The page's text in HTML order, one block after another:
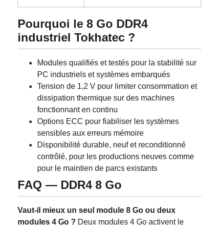
Pourquoi le 8 Go DDR4
industriel Tokhatec ?
Modules qualifiés et testés pour la stabilité sur
PC industriels et systèmes embarqués
Tension de 1,2 V pour limiter consommation et
dissipation thermique sur des machines
fonctionnant en continu
Options ECC pour fiabiliser les systèmes
sensibles aux erreurs mémoire
Disponibilité durable, neuf et reconditionné
contrôlé, pour les productions neuves comme
pour le maintien de parcs existants
FAQ — DDR4 8 Go
Vaut-il mieux un seul module 8 Go ou deux
modules 4 Go ? Deux modules 4 Go activent le